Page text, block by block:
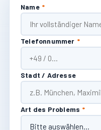
Name *
Telefonnummer *
Stadt / Adresse
Art des Problems *